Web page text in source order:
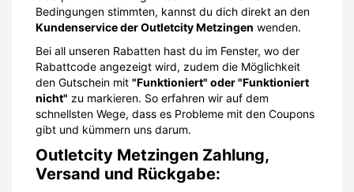
Bedingungen stimmten, kannst du dich direkt an den
Kundenservice der Outletcity Metzingen wenden.
Bei all unseren Rabatten hast du im Fenster, wo der
Rabattcode angezeigt wird, zudem die Möglichkeit
den Gutschein mit "Funktioniert" oder "Funktioniert
nicht" zu markieren. So erfahren wir auf dem
schnellsten Wege, dass es Probleme mit den Coupons
gibt und kümmern uns darum.
Outletcity Metzingen Zahlung,
Versand und Rückgabe: